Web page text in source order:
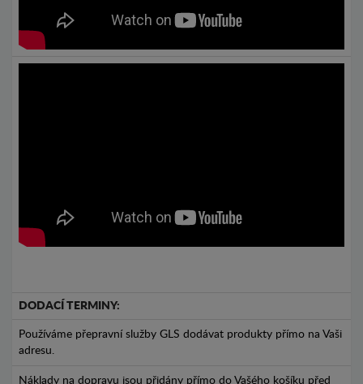
DODACÍ TERMINY:
Používáme přepravní služby GLS dodávat produkty přímo na Vaši
adresu.
Náklady na dopravu jsou přidány přímo do Vašého košíku před